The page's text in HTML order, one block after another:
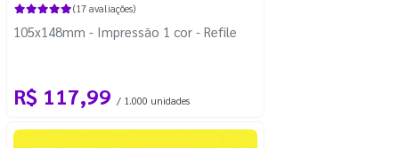
(17 avaliações)
105x148mm - Impressão 1 cor - Refile
R$ 117,99 / 1.000 unidades